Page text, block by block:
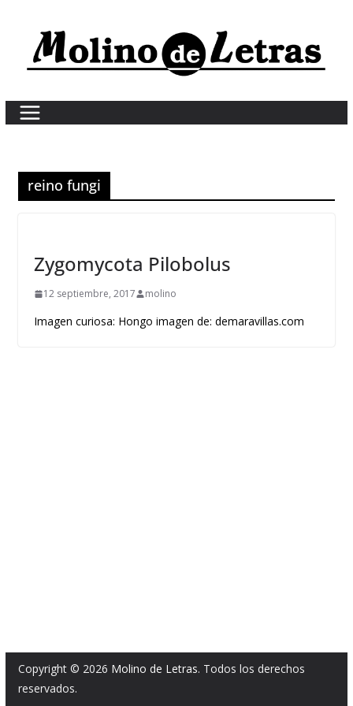
content
reino fungi
Zygomycota Pilobolus
12 septiembre, 2017 molino
Imagen curiosa: Hongo imagen de: demaravillas.com
Copyright © 2026 Molino de Letras. Todos los derechos
reservados.